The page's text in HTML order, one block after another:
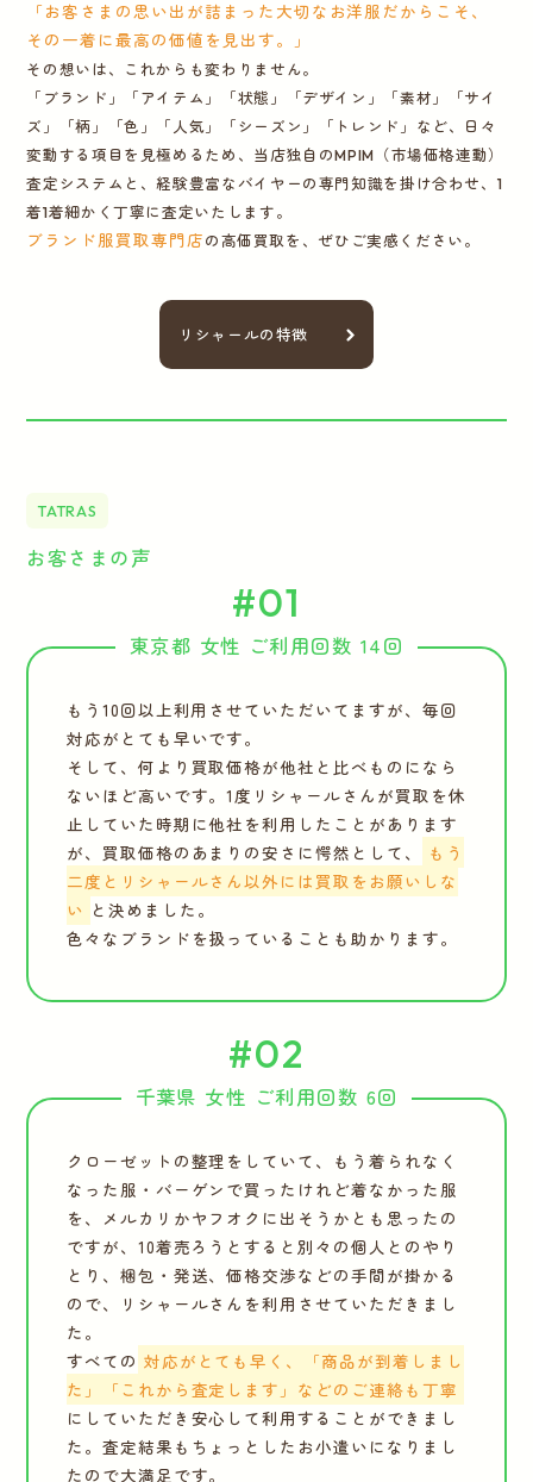
「お客さまの思い出が詰まった大切なお洋服だからこそ、
その一着に最高の価値を見出す。」
その想いは、これからも変わりません。
「ブランド」「アイテム」「状態」「デザイン」「素材」「サイ
ズ」「柄」「色」「人気」「シーズン」「トレンド」など、日々
変動する項目を見極めるため、当店独自のMPIM（市場価格連動）
査定システムと、経験豊富なバイヤーの専門知識を掛け合わせ、1
着1着細かく丁寧に査定いたします。
ブランド服買取専門店の高価買取を、ぜひご実感ください。
リシャールの特徴
TATRAS
お客さまの声
#01
東京都 女性 ご利用回数 14回
もう10回以上利用させていただいてますが、毎回
対応がとても早いです。
そして、何より買取価格が他社と比べものになら
ないほど高いです。1度リシャールさんが買取を休
止していた時期に他社を利用したことがあります
が、買取価格のあまりの安さに愕然として、
もう
二度とリシャールさん以外には買取をお願いしな
い と決めました。
色々なブランドを扱っていることも助かります。
#02
千葉県 女性 ご利用回数 6回
クローゼットの整理をしていて、もう着られなく
なった服・バーゲンで買ったけれど着なかった服
を、メルカリかヤフオクに出そうかとも思ったの
ですが、10着売ろうとすると別々の個人とのやり
とり、梱包・発送、価格交渉などの手間が掛かる
ので、リシャールさんを利用させていただきまし
た。
すべての 対応がとても早く、「商品が到着しまし
た」「これから査定します」などのご連絡も丁寧
にしていただき安心して利用することができまし
た。査定結果もちょっとしたお小遣いになりまし
たので大満足です。